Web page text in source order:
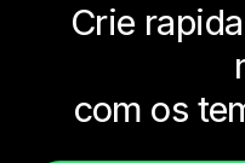
Crie
com os